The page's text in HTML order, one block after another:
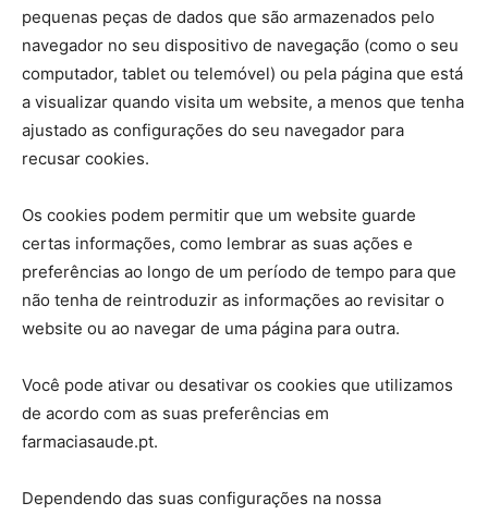
pequenas peças de dados que são armazenados pelo
navegador no seu dispositivo de navegação (como o seu
computador, tablet ou telemóvel) ou pela página que está
a visualizar quando visita um website, a menos que tenha
ajustado as configurações do seu navegador para
recusar cookies.
Os cookies podem permitir que um website guarde
certas informações, como lembrar as suas ações e
preferências ao longo de um período de tempo para que
não tenha de reintroduzir as informações ao revisitar o
website ou ao navegar de uma página para outra.
Você pode ativar ou desativar os cookies que utilizamos
de acordo com as suas preferências em
farmaciasaude.pt.
Dependendo das suas configurações na nossa